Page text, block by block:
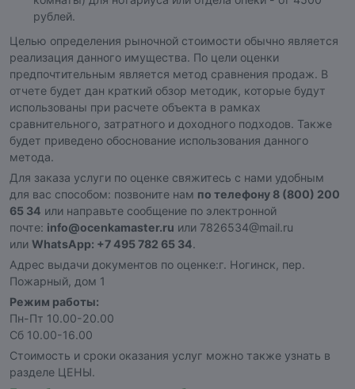
рублей.
Целью определения рыночной стоимости обычно является
реализация данного имущества. По цели оценки
предпочтительным является метод сравнения продаж. В
отчете будет дан краткий обзор методик, которые будут
использованы при расчете объекта в рамках
сравнительного, затратного и доходного подходов. Также
будет приведено обоснование использования данного
метода.
Для заказа услуги по оценке свяжитесь с нами удобным
для вас способом: позвоните нам по телефону 8 (800) 200
65 34 или направьте сообщение по электронной
почте: info@ocenkamaster.ru или 7826534@mail.ru
или WhatsApp: +7 495 782 65 34.
Адрес выдачи документов по оценке:г. Ногинск, пер.
Пожарный, дом 1
Режим работы:
Пн-Пт 10.00-20.00
Сб 10.00-16.00
Стоимость и сроки оказания услуг можно также узнать в
разделе ЦЕНЫ.